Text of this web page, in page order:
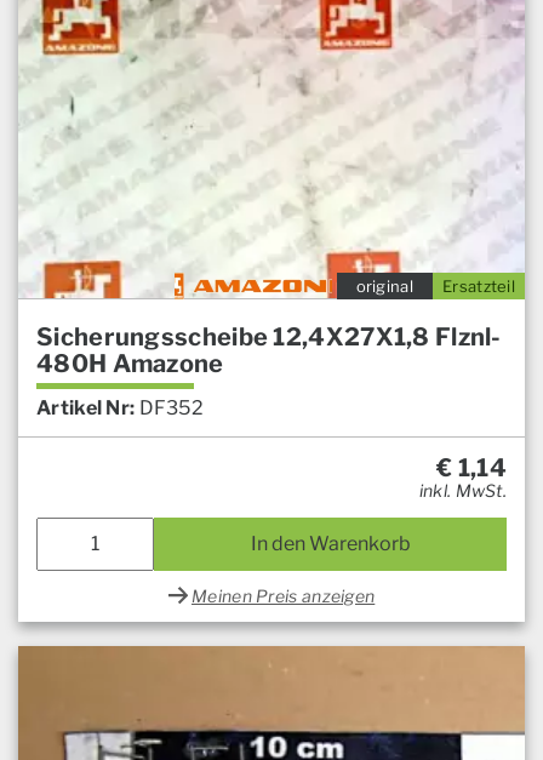
Ersatzteil
original
Sicherungsscheibe 12,4X27X1,8 Flznl-
480H Amazone
Artikel Nr: DF352
€ 1,14
inkl. MwSt.
In den Warenkorb
Meinen Preis anzeigen